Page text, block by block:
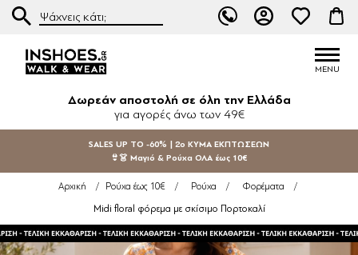
Δωρεάν αποστολή σε όλη την Ελλάδα
για αγορές άνω των 49€
SALES UP TO -60% | 2ο ΚΥΜΑ ΕΚΠΤΩΣΕΩΝ
👙👗 Μαγιό & Ρούχα ΟΛΑ έως 10€
Αρχική / Ρούχα έως 10€ / Ρούχα / Φορέματα /
Midi floral φόρεμα με σκίσιμο Πορτοκαλί